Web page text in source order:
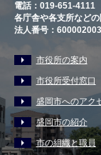
電話：019-651-
各庁舎や各支所など
法人番号：
市役所の案内
市役所受付窓口
盛岡市へのアク
盛岡市の紹介
市の組織と職員